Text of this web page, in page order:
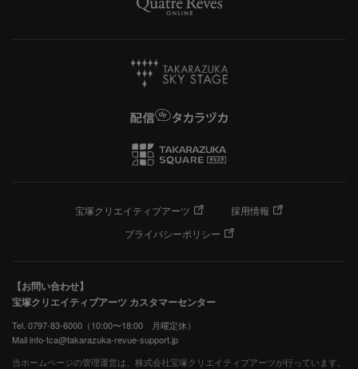
宝塚クリエイティブアーツ
採用情報
プライバシーポリシー
【お問い合わせ】
宝塚クリエイティブアーツ カスタマーセンター
Tel. 0797-83-6000（10:00〜18:00 月曜定休）
Mail info-tca@takarazuka-revue-support.jp
当ホームページの管理運営は、株式会社宝塚クリエイティブアーツが行っています。